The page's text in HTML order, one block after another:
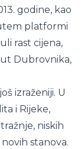
godine, kao
platformi
rast cijena,
Dubrovnika,
izraženiji. U
i Rijeke,
niskih
stanova.